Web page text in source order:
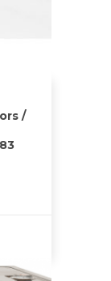
/